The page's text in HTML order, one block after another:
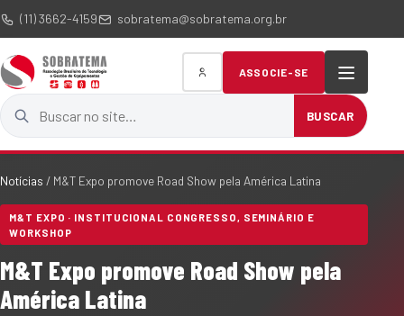
(11) 3662-4159 sobratema@sobratema.org.br
Buscar no site
BUSCAR
ASSOCIE-SE
Notícias / M&T Expo promove Road Show pela América Latina
M&T EXPO · INSTITUCIONAL CONGRESSO, SEMINÁRIO E
WORKSHOP
M&T Expo promove Road Show pela
América Latina